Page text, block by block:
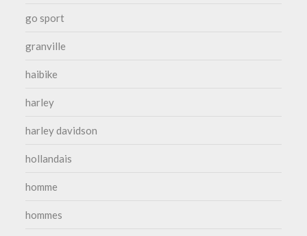
go sport
granville
haibike
harley
harley davidson
hollandais
homme
hommes